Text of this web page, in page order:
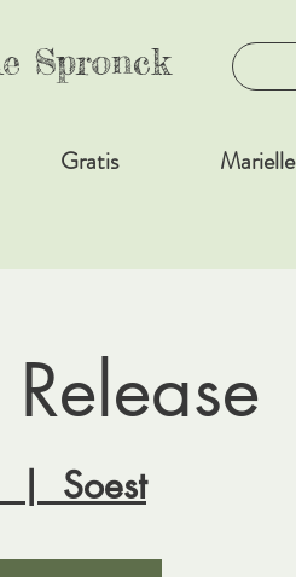
Spronck
Gratis Marielle
  |
Soest